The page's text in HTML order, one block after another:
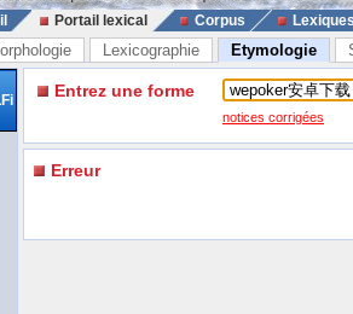
Portail lexical Corpus
Lexicographie Etymologie
Entrez une forme
notices corrigées
Erreur